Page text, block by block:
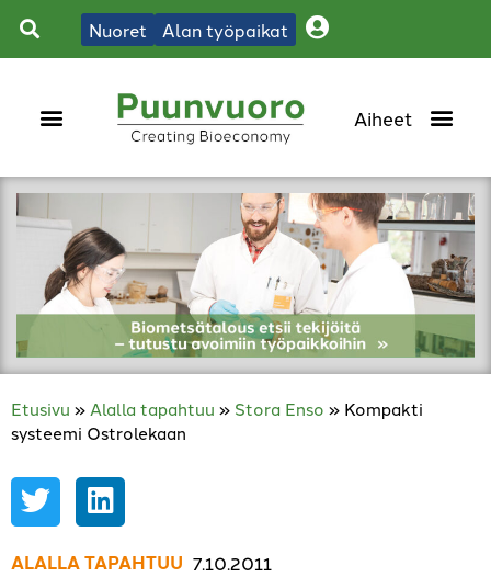
Nuoret Alan työpaikat
Etusivu » Alalla tapahtuu » Stora Enso » Kompakti
systeemi Ostrolekaan
ALALLA TAPAHTUU 7.10.2011